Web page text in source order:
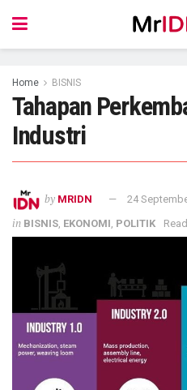
Home BISNIS
Tahapan
Industri
by MRIDN 24
in BISNIS EKONOMI POLITIK